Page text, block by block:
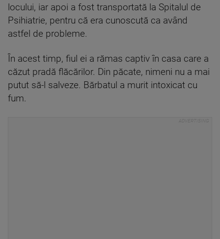
locului, iar apoi a fost transportată la Spitalul de
Psihiatrie, pentru că era cunoscută ca având
astfel de probleme.
În acest timp, fiul ei a rămas captiv în casa care a
căzut pradă flăcărilor. Din păcate, nimeni nu a mai
putut să-l salveze. Bărbatul a murit intoxicat cu
fum.